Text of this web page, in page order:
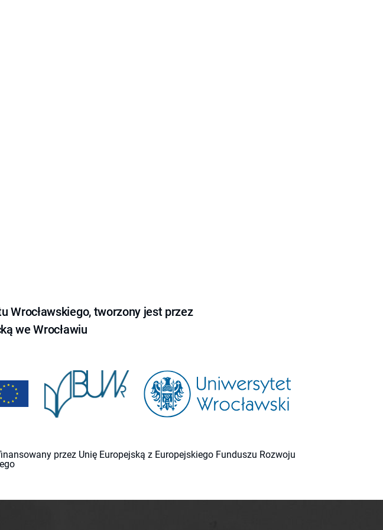
Wrocławskiego, tworzony jest przez
we Wrocławiu
przez Unię Europejską z Europejskiego Funduszu Rozwoju